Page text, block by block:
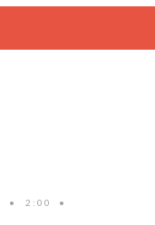
• 2:00
•